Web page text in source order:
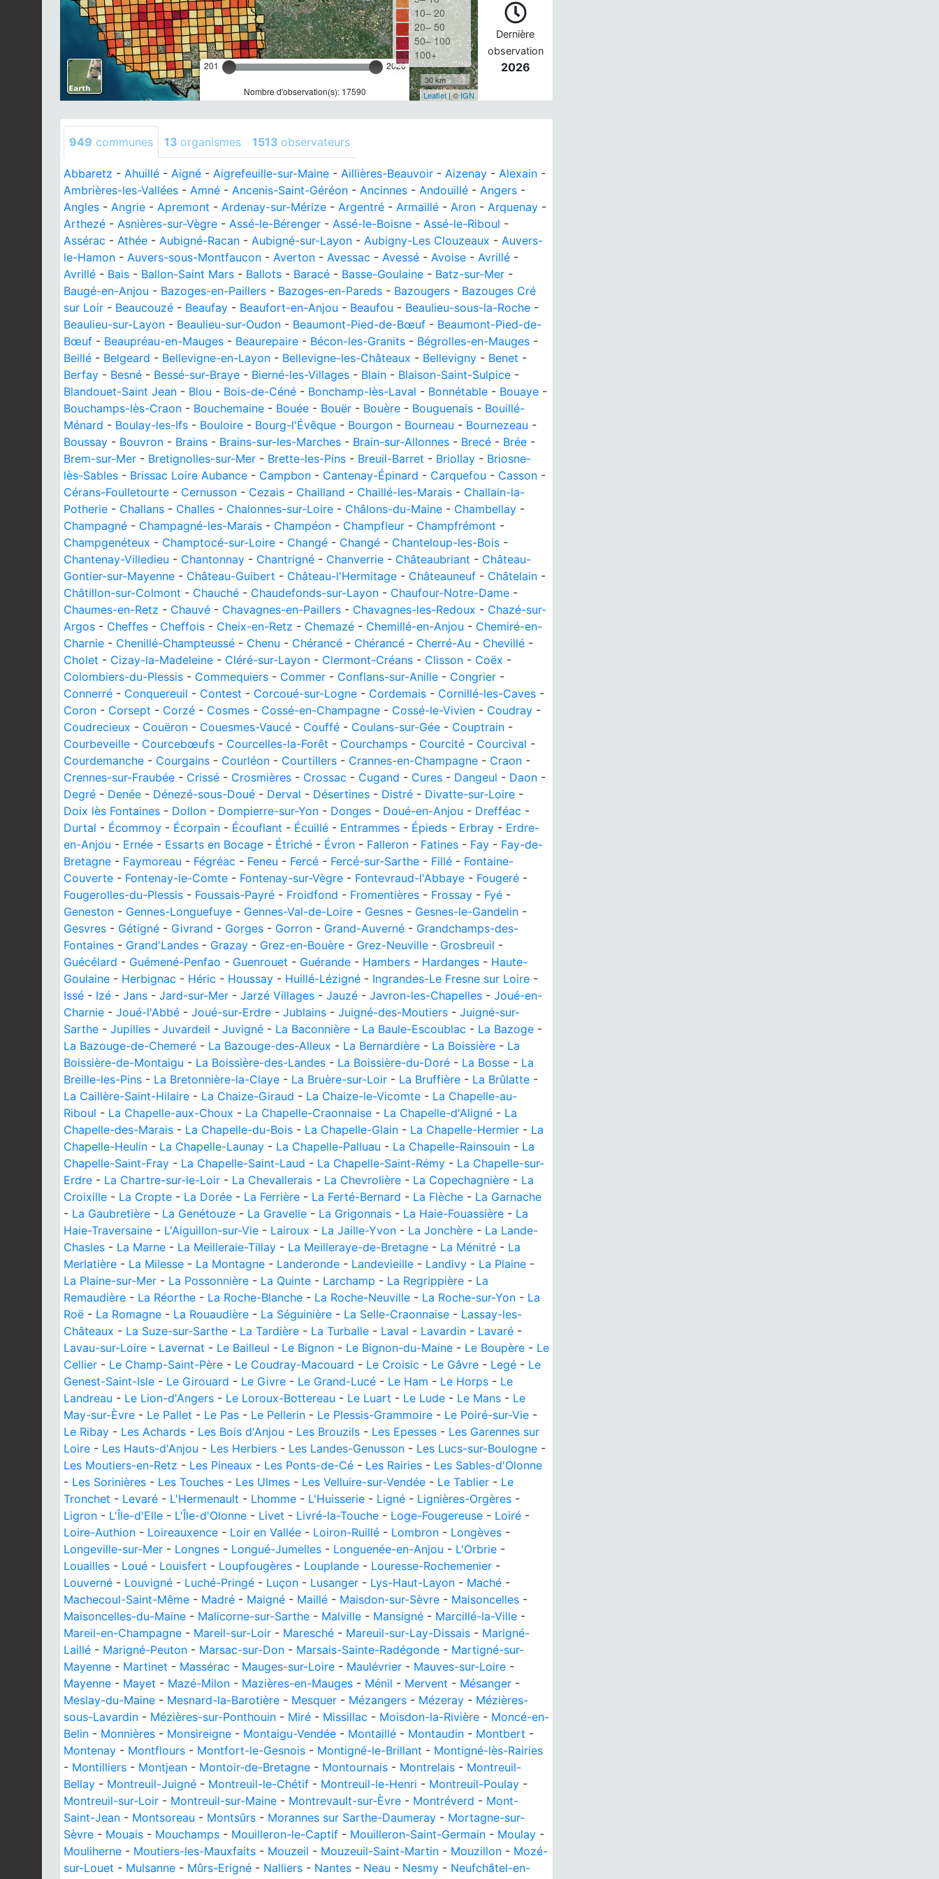
201 2026
Nombre d'observation(s): 17590
10– 20
20– 50
50– 100
100+
30 km
Leaflet| © IGN
Dernière
observation
2026
949 communes 13 organismes 1513 observateurs
Abbaretz - Ahuillé - Aigné - Aigrefeuille-sur-Maine - Aillières-Beauvoir - Aizenay - Alexain -
Ambrières-les-Vallées - Amné - Ancenis-Saint-Géréon - Ancinnes - Andouillé - Angers -
Angles - Angrie - Apremont - Ardenay-sur-Mérize - Argentré - Armaillé - Aron - Arquenay -
Arthezé - Asnières-sur-Vègre - Assé-le-Bérenger - Assé-le-Boisne - Assé-le-Riboul -
Assérac - Athée - Aubigné-Racan - Aubigné-sur-Layon - Aubigny-Les Clouzeaux - Auvers-
le-Hamon - Auvers-sous-Montfaucon - Averton - Avessac - Avessé - Avoise - Avrillé -
Avrillé - Bais - Ballon-Saint Mars - Ballots - Baracé - Basse-Goulaine - Batz-sur-Mer -
Baugé-en-Anjou - Bazoges-en-Paillers - Bazoges-en-Pareds - Bazougers - Bazouges Cré
sur Loir - Beaucouzé - Beaufay - Beaufort-en-Anjou - Beaufou - Beaulieu-sous-la-Roche -
Beaulieu-sur-Layon - Beaulieu-sur-Oudon - Beaumont-Pied-de-Bœuf - Beaumont-Pied-de-
Bœuf - Beaupréau-en-Mauges - Beaurepaire - Bécon-les-Granits - Bégrolles-en-Mauges -
Beillé - Belgeard - Bellevigne-en-Layon - Bellevigne-les-Châteaux - Bellevigny - Benet -
Berfay - Besné - Bessé-sur-Braye - Bierné-les-Villages - Blain - Blaison-Saint-Sulpice -
Blandouet-Saint Jean - Blou - Bois-de-Céné - Bonchamp-lès-Laval - Bonnétable - Bouaye -
Bouchamps-lès-Craon - Bouchemaine - Bouée - Bouër - Bouère - Bouguenais - Bouillé-
Ménard - Boulay-les-Ifs - Bouloire - Bourg-l'Évêque - Bourgon - Bourneau - Bournezeau -
Boussay - Bouvron - Brains - Brains-sur-les-Marches - Brain-sur-Allonnes - Brecé - Brée -
Brem-sur-Mer - Bretignolles-sur-Mer - Brette-les-Pins - Breuil-Barret - Briollay - Briosne-
lès-Sables - Brissac Loire Aubance - Campbon - Cantenay-Épinard - Carquefou - Casson -
Cérans-Foulletourte - Cernusson - Cezais - Chailland - Chaillé-les-Marais - Challain-la-
Potherie - Challans - Challes - Chalonnes-sur-Loire - Châlons-du-Maine - Chambellay -
Champagné - Champagné-les-Marais - Champéon - Champfleur - Champfrémont -
Champgenéteux - Champtocé-sur-Loire - Changé - Changé - Chanteloup-les-Bois -
Chantenay-Villedieu - Chantonnay - Chantrigné - Chanverrie - Châteaubriant - Château-
Gontier-sur-Mayenne - Château-Guibert - Château-l'Hermitage - Châteauneuf - Châtelain -
Châtillon-sur-Colmont - Chauché - Chaudefonds-sur-Layon - Chaufour-Notre-Dame -
Chaumes-en-Retz - Chauvé - Chavagnes-en-Paillers - Chavagnes-les-Redoux - Chazé-sur-
Argos - Cheffes - Cheffois - Cheix-en-Retz - Chemazé - Chemillé-en-Anjou - Chemiré-en-
Charnie - Chenillé-Champteussé - Chenu - Chérancé - Chérancé - Cherré-Au - Chevillé -
Cholet - Cizay-la-Madeleine - Cléré-sur-Layon - Clermont-Créans - Clisson - Coëx -
Colombiers-du-Plessis - Commequiers - Commer - Conflans-sur-Anille - Congrier -
Connerré - Conquereuil - Contest - Corcoué-sur-Logne - Cordemais - Cornillé-les-Caves -
Coron - Corsept - Corzé - Cosmes - Cossé-en-Champagne - Cossé-le-Vivien - Coudray -
Coudrecieux - Couëron - Couesmes-Vaucé - Couffé - Coulans-sur-Gée - Couptrain -
Courbeveille - Courcebœufs - Courcelles-la-Forêt - Courchamps - Courcité - Courcival -
Courdemanche - Courgains - Courléon - Courtillers - Crannes-en-Champagne - Craon -
Crennes-sur-Fraubée - Crissé - Crosmières - Crossac - Cugand - Cures - Dangeul - Daon -
Degré - Denée - Dénezé-sous-Doué - Derval - Désertines - Distré - Divatte-sur-Loire -
Doix lès Fontaines - Dollon - Dompierre-sur-Yon - Donges - Doué-en-Anjou - Drefféac -
Durtal - Écommoy - Écorpain - Écouflant - Écuillé - Entrammes - Épieds - Erbray - Erdre-
en-Anjou - Ernée - Essarts en Bocage - Étriché - Évron - Falleron - Fatines - Fay - Fay-de-
Bretagne - Faymoreau - Fégréac - Feneu - Fercé - Fercé-sur-Sarthe - Fillé - Fontaine-
Couverte - Fontenay-le-Comte - Fontenay-sur-Vègre - Fontevraud-l'Abbaye - Fougeré -
Fougerolles-du-Plessis - Foussais-Payré - Froidfond - Fromentières - Frossay - Fyé -
Geneston - Gennes-Longuefuye - Gennes-Val-de-Loire - Gesnes - Gesnes-le-Gandelin -
Gesvres - Gétigné - Givrand - Gorges - Gorron - Grand-Auverné - Grandchamps-des-
Fontaines - Grand'Landes - Grazay - Grez-en-Bouère - Grez-Neuville - Grosbreuil -
Guécélard - Guémené-Penfao - Guenrouet - Guérande - Hambers - Hardanges - Haute-
Goulaine - Herbignac - Héric - Houssay - Huillé-Lézigné - Ingrandes-Le Fresne sur Loire -
Issé - Izé - Jans - Jard-sur-Mer - Jarzé Villages - Jauzé - Javron-les-Chapelles - Joué-en-
Charnie - Joué-l'Abbé - Joué-sur-Erdre - Jublains - Juigné-des-Moutiers - Juigné-sur-
Sarthe - Jupilles - Juvardeil - Juvigné - La Baconnière - La Baule-Escoublac - La Bazoge -
La Bazouge-de-Chemeré - La Bazouge-des-Alleux - La Bernardière - La Boissière - La
Boissière-de-Montaigu - La Boissière-des-Landes - La Boissière-du-Doré - La Bosse - La
Breille-les-Pins - La Bretonnière-la-Claye - La Bruère-sur-Loir - La Bruffière - La Brûlatte -
La Caillère-Saint-Hilaire - La Chaize-Giraud - La Chaize-le-Vicomte - La Chapelle-au-
Riboul - La Chapelle-aux-Choux - La Chapelle-Craonnaise - La Chapelle-d'Aligné - La
Chapelle-des-Marais - La Chapelle-du-Bois - La Chapelle-Glain - La Chapelle-Hermier - La
Chapelle-Heulin - La Chapelle-Launay - La Chapelle-Palluau - La Chapelle-Rainsouin - La
Chapelle-Saint-Fray - La Chapelle-Saint-Laud - La Chapelle-Saint-Rémy - La Chapelle-sur-
Erdre - La Chartre-sur-le-Loir - La Chevallerais - La Chevrolière - La Copechagnière - La
Croixille - La Cropte - La Dorée - La Ferrière - La Ferté-Bernard - La Flèche - La Garnache
- La Gaubretière - La Genétouze - La Gravelle - La Grigonnais - La Haie-Fouassière - La
Haie-Traversaine - L'Aiguillon-sur-Vie - Lairoux - La Jaille-Yvon - La Jonchère - La Lande-
Chasles - La Marne - La Meilleraie-Tillay - La Meilleraye-de-Bretagne - La Ménitré - La
Merlatière - La Milesse - La Montagne - Landeronde - Landevieille - Landivy - La Plaine -
La Plaine-sur-Mer - La Possonnière - La Quinte - Larchamp - La Regrippière - La
Remaudière - La Réorthe - La Roche-Blanche - La Roche-Neuville - La Roche-sur-Yon - La
Roë - La Romagne - La Rouaudière - La Séguinière - La Selle-Craonnaise - Lassay-les-
Châteaux - La Suze-sur-Sarthe - La Tardière - La Turballe - Laval - Lavardin - Lavaré -
Lavau-sur-Loire - Lavernat - Le Bailleul - Le Bignon - Le Bignon-du-Maine - Le Boupère - Le
Cellier - Le Champ-Saint-Père - Le Coudray-Macouard - Le Croisic - Le Gâvre - Legé - Le
Genest-Saint-Isle - Le Girouard - Le Givre - Le Grand-Lucé - Le Ham - Le Horps - Le
Landreau - Le Lion-d'Angers - Le Loroux-Bottereau - Le Luart - Le Lude - Le Mans - Le
May-sur-Èvre - Le Pallet - Le Pas - Le Pellerin - Le Plessis-Grammoire - Le Poiré-sur-Vie -
Le Ribay - Les Achards - Les Bois d'Anjou - Les Brouzils - Les Epesses - Les Garennes sur
Loire - Les Hauts-d'Anjou - Les Herbiers - Les Landes-Genusson - Les Lucs-sur-Boulogne -
Les Moutiers-en-Retz - Les Pineaux - Les Ponts-de-Cé - Les Rairies - Les Sables-d'Olonne
- Les Sorinières - Les Touches - Les Ulmes - Les Velluire-sur-Vendée - Le Tablier - Le
Tronchet - Levaré - L'Hermenault - Lhomme - L'Huisserie - Ligné - Lignières-Orgères -
Ligron - L'Île-d'Elle - L'Île-d'Olonne - Livet - Livré-la-Touche - Loge-Fougereuse - Loiré -
Loire-Authion - Loireauxence - Loir en Vallée - Loiron-Ruillé - Lombron - Longèves -
Longeville-sur-Mer - Longnes - Longué-Jumelles - Longuenée-en-Anjou - L'Orbrie -
Louailles - Loué - Louisfert - Loupfougères - Louplande - Louresse-Rochemenier -
Louverné - Louvigné - Luché-Pringé - Luçon - Lusanger - Lys-Haut-Layon - Maché -
Machecoul-Saint-Même - Madré - Maigné - Maillé - Maisdon-sur-Sèvre - Maisoncelles -
Maisoncelles-du-Maine - Malicorne-sur-Sarthe - Malville - Mansigné - Marcillé-la-Ville -
Mareil-en-Champagne - Mareil-sur-Loir - Maresché - Mareuil-sur-Lay-Dissais - Marigné-
Laillé - Marigné-Peuton - Marsac-sur-Don - Marsais-Sainte-Radégonde - Martigné-sur-
Mayenne - Martinet - Massérac - Mauges-sur-Loire - Maulévrier - Mauves-sur-Loire -
Mayenne - Mayet - Mazé-Milon - Mazières-en-Mauges - Ménil - Mervent - Mésanger -
Meslay-du-Maine - Mesnard-la-Barotière - Mesquer - Mézangers - Mézeray - Mézières-
sous-Lavardin - Mézières-sur-Ponthouin - Miré - Missillac - Moisdon-la-Rivière - Moncé-en-
Belin - Monnières - Monsireigne - Montaigu-Vendée - Montaillé - Montaudin - Montbert -
Montenay - Montflours - Montfort-le-Gesnois - Montigné-le-Brillant - Montigné-lès-Rairies
- Montilliers - Montjean - Montoir-de-Bretagne - Montournais - Montrelais - Montreuil-
Bellay - Montreuil-Juigné - Montreuil-le-Chétif - Montreuil-le-Henri - Montreuil-Poulay -
Montreuil-sur-Loir - Montreuil-sur-Maine - Montrevault-sur-Èvre - Montréverd - Mont-
Saint-Jean - Montsoreau - Montsûrs - Morannes sur Sarthe-Daumeray - Mortagne-sur-
Sèvre - Mouais - Mouchamps - Mouilleron-le-Captif - Mouilleron-Saint-Germain - Moulay -
Mouliherne - Moutiers-les-Mauxfaits - Mouzeil - Mouzeuil-Saint-Martin - Mouzillon - Mozé-
sur-Louet - Mulsanne - Mûrs-Erigné - Nalliers - Nantes - Neau - Nesmy - Neufchâtel-en-